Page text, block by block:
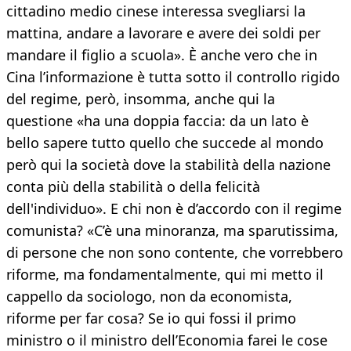
cittadino medio cinese interessa svegliarsi la
mattina, andare a lavorare e avere dei soldi per
mandare il figlio a scuola». È anche vero che in
Cina l’informazione è tutta sotto il controllo rigido
del regime, però, insomma, anche qui la
questione «ha una doppia faccia: da un lato è
bello sapere tutto quello che succede al mondo
però qui la società dove la stabilità della nazione
conta più della stabilità o della felicità
dell'individuo». E chi non è d’accordo con il regime
comunista? «C’è una minoranza, ma sparutissima,
di persone che non sono contente, che vorrebbero
riforme, ma fondamentalmente, qui mi metto il
cappello da sociologo, non da economista,
riforme per far cosa? Se io qui fossi il primo
ministro o il ministro dell’Economia farei le cose